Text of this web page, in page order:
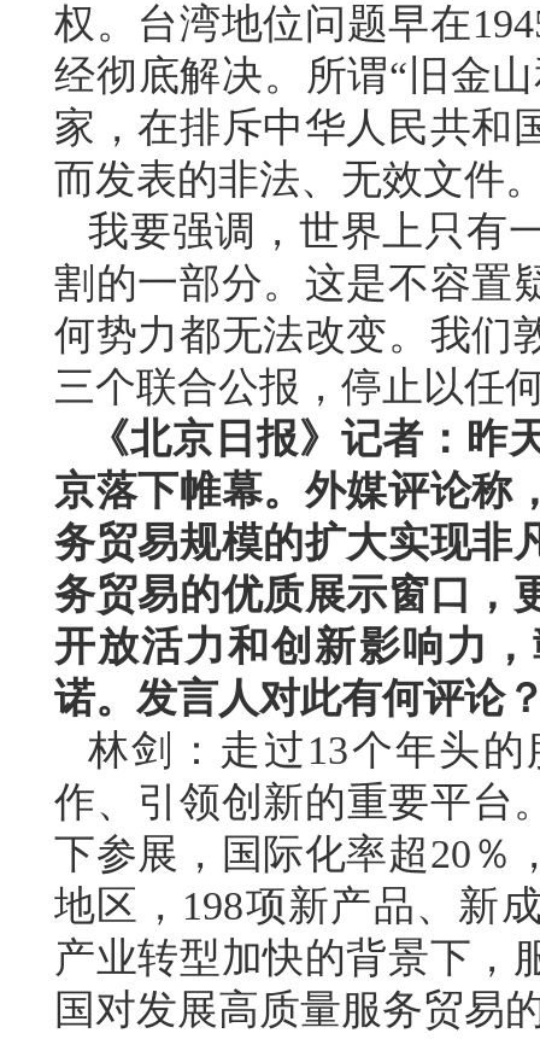
权。台湾地位问题早在
经彻底解决。所谓“旧金
家，在排斥中华人民共和
而发表的非法、无效文件
我要强调，世界上只有
割的一部分。这是不容置
何势力都无法改变。我们
三个联合公报，停止以任
《北京日报》记者：昨
京落下帷幕。外媒评论称
务贸易规模的扩大实现非
务贸易的优质展示窗口，
开放活力和创新影响力
诺。发言人对此有何评论
林剑：走过13个年头
作、引领创新的重要平台
下参展，国际化率超20％
地区，198项新产品、新
产业转型加快的背景下，
国对发展高质量服务贸易